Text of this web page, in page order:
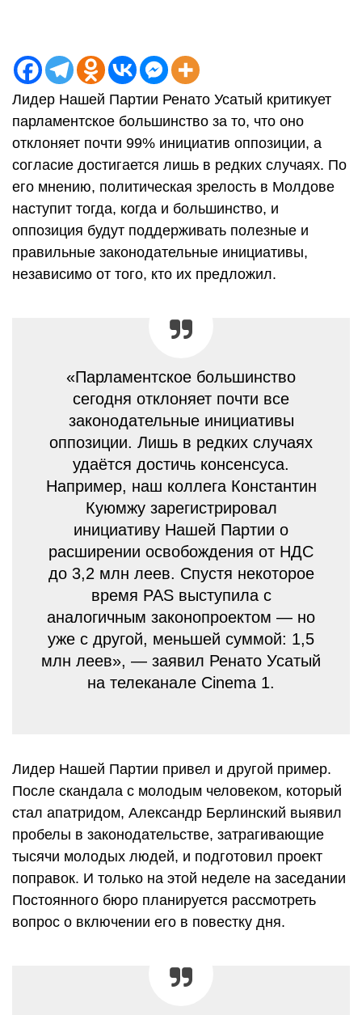
Лидер Нашей Партии Ренато Усатый критикует
парламентское большинство за то, что оно
отклоняет почти 99% инициатив оппозиции, а
согласие достигается лишь в редких случаях. По
его мнению, политическая зрелость в Молдове
наступит тогда, когда и большинство, и
оппозиция будут поддерживать полезные и
правильные законодательные инициативы,
независимо от того, кто их предложил.
«Парламентское большинство
сегодня отклоняет почти все
законодательные инициативы
оппозиции. Лишь в редких случаях
удаётся достичь консенсуса.
Например, наш коллега Константин
Куюмжу зарегистрировал
инициативу Нашей Партии о
расширении освобождения от НДС
до 3,2 млн леев. Спустя некоторое
время PAS выступила с
аналогичным законопроектом — но
уже с другой, меньшей суммой: 1,5
млн леев», — заявил Ренато Усатый
на телеканале Cinema 1.
Лидер Нашей Партии привел и другой пример.
После скандала с молодым человеком, который
стал апатридом, Александр Берлинский выявил
пробелы в законодательстве, затрагивающие
тысячи молодых людей, и подготовил проект
поправок. И только на этой неделе на заседании
Постоянного бюро планируется рассмотреть
вопрос о включении его в повестку дня.